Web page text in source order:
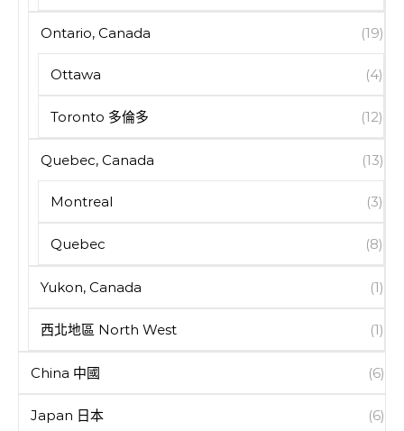
Ontario, Canada (19)
Ottawa (4)
Toronto 多倫多 (12)
Quebec, Canada (13)
Montreal (3)
Quebec (8)
Yukon, Canada (1)
西北地區 North West (1)
China 中國 (6)
Japan 日本 (6)